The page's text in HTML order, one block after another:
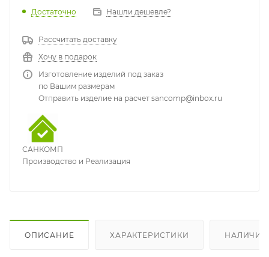
Достаточно Нашли дешевле?
Рассчитать доставку
Хочу в подарок
Изготовление изделий под заказ
по Вашим размерам
Отправить изделие на расчет sancomp@inbox.ru
САНКОМП
Производство и Реализация
ОПИСАНИЕ ХАРАКТЕРИСТИКИ НАЛИЧИЕ